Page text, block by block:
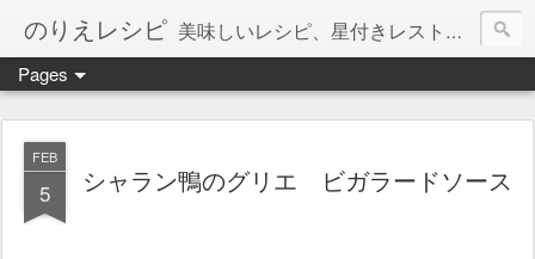
のりえレシピ 美味しいレシピ、星付きレストラン、絶品お取り寄せを紹介しています。
Pages
FEB
5 シャラン鴨のグリエ ビガラードソース